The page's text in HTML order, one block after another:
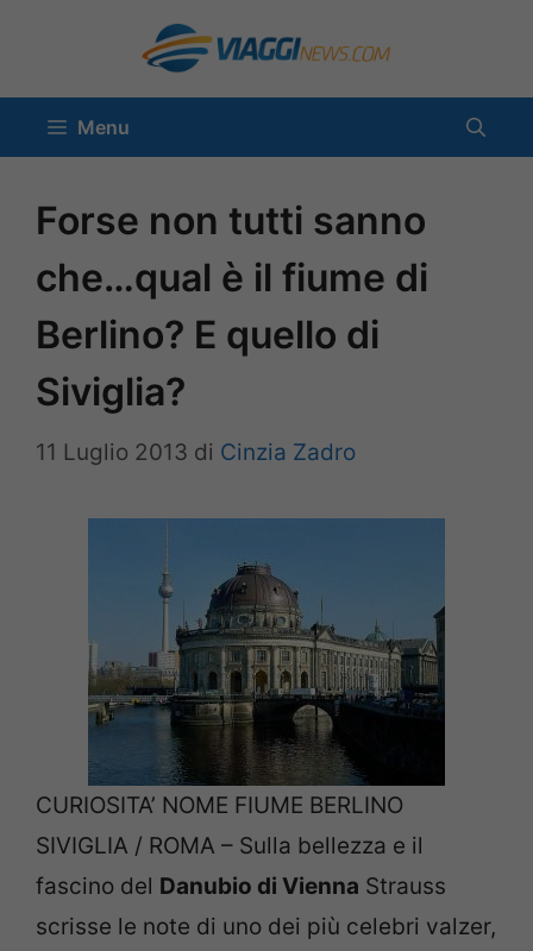
contenuto
Menu
Forse non tutti sanno
che…qual è il fiume di
Berlino? E quello di
Siviglia?
11 Luglio 2013 di Cinzia Zadro
CURIOSITA’ NOME FIUME BERLINO
SIVIGLIA / ROMA – Sulla bellezza e il
fascino del Danubio di Vienna Strauss
scrisse le note di uno dei più celebri valzer,